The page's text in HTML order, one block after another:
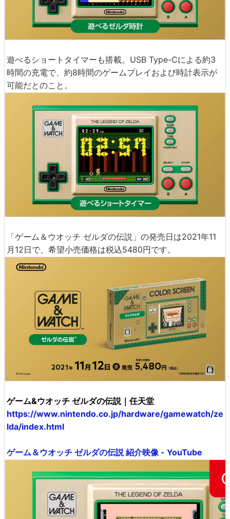
遊べるショートタイマーも搭載。USB Type-Cによる約3
時間の充電で、約8時間のゲームプレイおよび時計表示が
可能だとのこと。
「ゲーム＆ウオッチ ゼルダの伝説」の発売日は2021年11
月12日で、希望小売価格は税込5480円です。
ゲーム&ウオッチ ゼルダの伝説｜任天堂
https://www.nintendo.co.jp/hardware/gamewatch/ze
lda/index.html
ゲーム＆ウオッチ ゼルダの伝説 紹介映像 - YouTube